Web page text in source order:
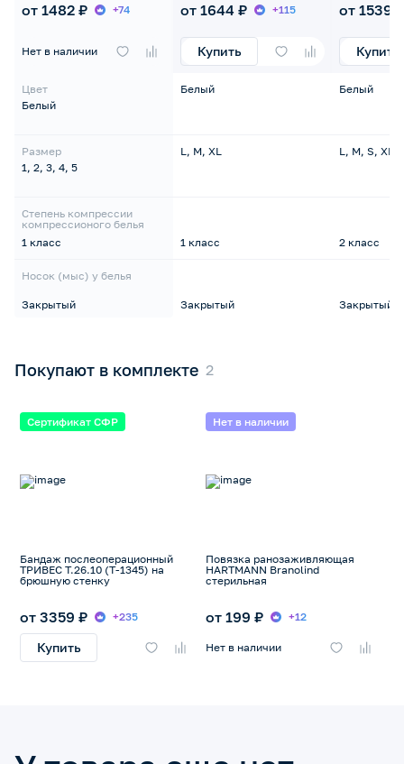
от 1482 ₽ +74
Нет в наличии
Цвет
Белый
Размер
1, 2, 3, 4, 5
Степень компрессии
компрессионого белья
1 класс
Носок (мыс) у белья
Закрытый
от 1644 ₽ +115
Купить
Белый
L, M, XL
1 класс
Закрытый
от 1539 ₽
Купить
Белый
L, M, S, XL,
2 класс
Закрытый
Покупают в комплекте
Сертификат СФР
Бандаж послеоперационный
ТРИВЕС Т.26.10 (T-1345) на
брюшную стенку
от 3359 ₽ +235
Купить
Нет в наличии
Повязка ранозаживляющая
HARTMANN Branolind
стерильная
от 199 ₽ +12
Нет в наличии